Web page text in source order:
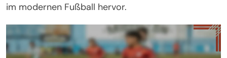
im modernen Fußball hervor.